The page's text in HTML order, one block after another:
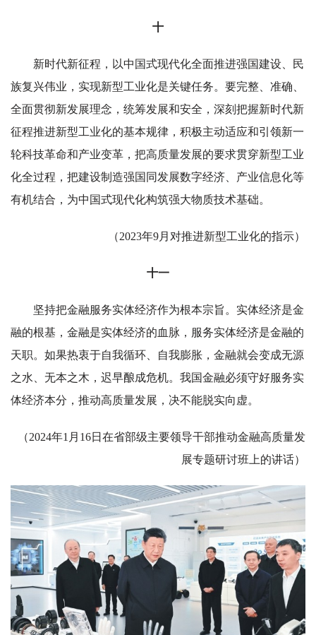
十
新时代新征程，以中国式现代化全面推进强国建设、民
族复兴伟业，实现新型工业化是关键任务。要完整、准确、
全面贯彻新发展理念，统筹发展和安全，深刻把握新时代新
征程推进新型工业化的基本规律，积极主动适应和引领新一
轮科技革命和产业变革，把高质量发展的要求贯穿新型工业
化全过程，把建设制造强国同发展数字经济、产业信息化等
有机结合，为中国式现代化构筑强大物质技术基础。
（2023年9月对推进新型工业化的指示）
十一
坚持把金融服务实体经济作为根本宗旨。实体经济是金
融的根基，金融是实体经济的血脉，服务实体经济是金融的
天职。如果热衷于自我循环、自我膨胀，金融就会变成无源
之水、无本之木，迟早酿成危机。我国金融必须守好服务实
体经济本分，推动高质量发展，决不能脱实向虚。
（2024年1月16日在省部级主要领导干部推动金融高质量发
展专题研讨班上的讲话）